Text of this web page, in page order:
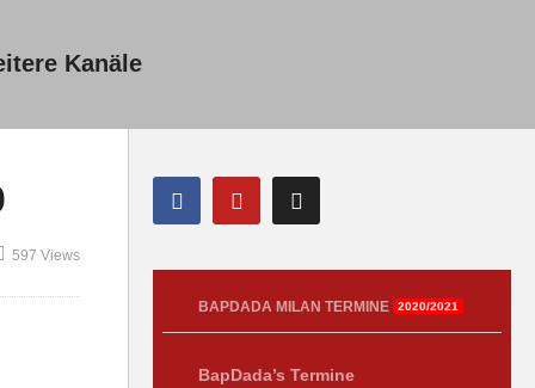
Kanäle
597 Views
BAPDADA MILAN TERMINE 2020/2021
BapDada’s Termine